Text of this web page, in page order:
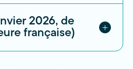
2026, de
française)